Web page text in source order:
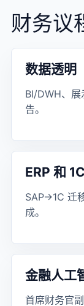
财务议
数据透明
BI/DWH、展
告。
ERP 和 1C
SAP→1C 迁
成。
金融人工
首席财务官